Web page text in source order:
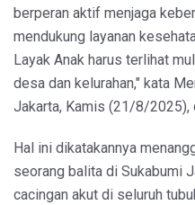
berperan aktif menjaga
mendukung layanan
Layak Anak harus terlihat
desa dan kelurahan," kata
Jakarta, Kamis (21/8/2025),
Hal ini dikatakannya
seorang balita di Sukabumi
cacingan akut di seluruh